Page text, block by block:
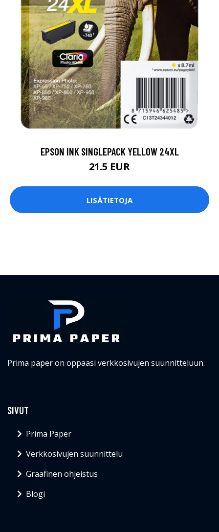
EPSON INK SINGLEPACK YELLOW 24XL
21.5 EUR
LISÄTIETOJA
Prima paper on oppaasi verkkosivujen suunnitteluun.
SIVUT
Prima Paper
Verkkosivujen suunnittelu
Graafinen ohjeistus
Blogi